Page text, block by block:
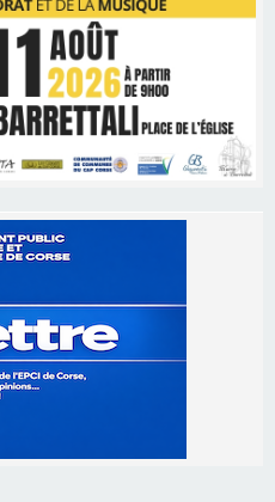
à Cruculi le
organise une